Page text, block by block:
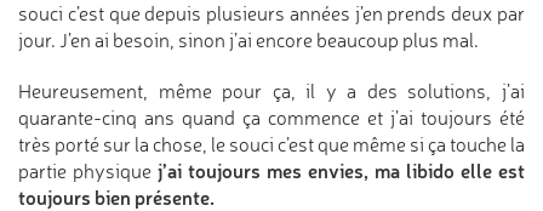
souci c’est que depuis plusieurs années j’en prends deux par
jour. J’en ai besoin, sinon j’ai encore beaucoup plus mal.
Heureusement, même pour ça, il y a des solutions, j’ai
quarante-cinq ans quand ça commence et j’ai toujours été
très porté sur la chose, le souci c’est que même si ça touche la
partie physique j’ai toujours mes envies, ma libido elle est
toujours bien présente.